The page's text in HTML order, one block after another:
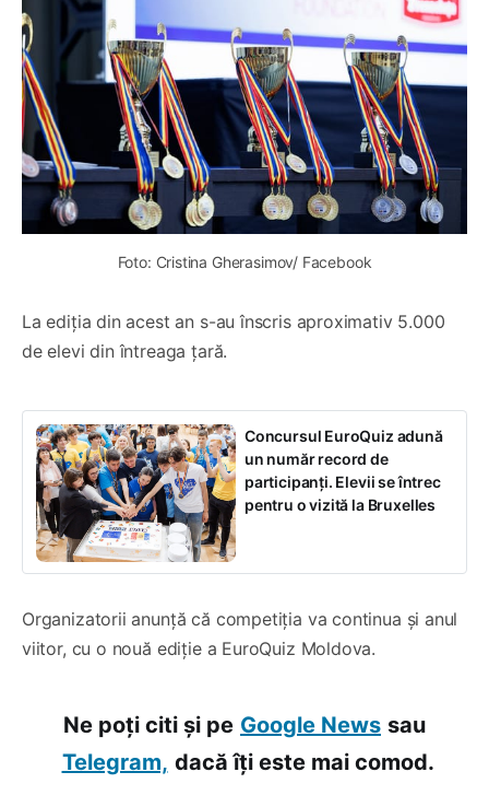
Foto: Cristina Gherasimov/ Facebook
La ediția din acest an s-au înscris aproximativ 5.000
de elevi din întreaga țară.
Concursul EuroQuiz adună
un număr record de
participanți. Elevii se întrec
pentru o vizită la Bruxelles
Organizatorii anunță că competiția va continua și anul
viitor, cu o nouă ediție a EuroQuiz Moldova.
Ne poți citi și pe Google News sau
Telegram, dacă îți este mai comod.